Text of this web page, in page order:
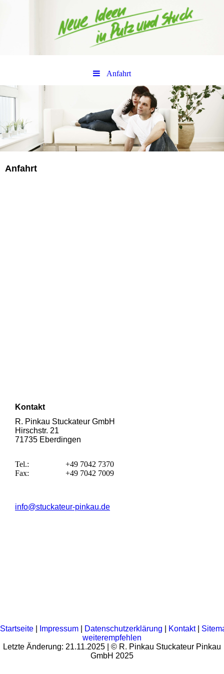
Anfahrt
Anfahrt
Kontakt
R. Pinkau Stuckateur GmbH
Hirschstr. 21
71735 Eberdingen
Tel.:
Fax:
+49 7042 7370
+49 7042 7009
info@stuckateur-pinkau.de
Startseite Impressum Datenschutzerklärung Kontakt|
weiterempfehlen
Letzte Änderung: 21.11.2025 | © R. Pinkau Stuckateur Pinkau
GmbH 2025